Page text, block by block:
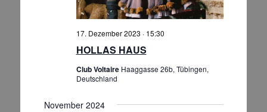
HOLLAS HAUS
17. Dezember 2023 · 15:30
Club Voltaire Haaggasse 26b, Tübingen,
Deutschland
November 2024